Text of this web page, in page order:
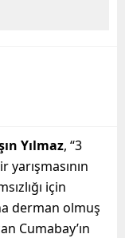
Yılmaz, “3
için
derman olmuş
Cumabay’ın